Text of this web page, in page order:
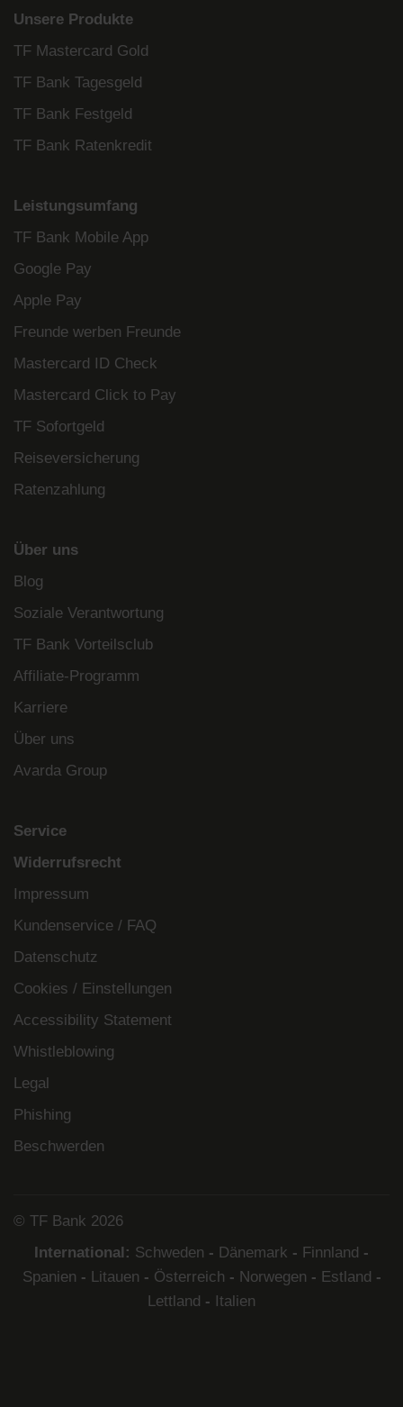
Unsere Produkte
TF Mastercard Gold
TF Bank Tagesgeld
TF Bank Festgeld
TF Bank Ratenkredit
Leistungsumfang
TF Bank Mobile App
Google Pay
Apple Pay
Freunde werben Freunde
Mastercard ID Check
Mastercard Click to Pay
TF Sofortgeld
Reiseversicherung
Ratenzahlung
Über uns
Blog
Soziale Verantwortung
TF Bank Vorteilsclub
Affiliate-Programm
Karriere
Über uns
Avarda Group
Service
Widerrufsrecht
Impressum
Kundenservice / FAQ
Datenschutz
Cookies / Einstellungen
Accessibility Statement
Whistleblowing
Legal
Phishing
Beschwerden
© TF Bank 2026
International: Schweden - Dänemark - Finnland -
Spanien - Litauen - Österreich - Norwegen - Estland -
Lettland - Italien